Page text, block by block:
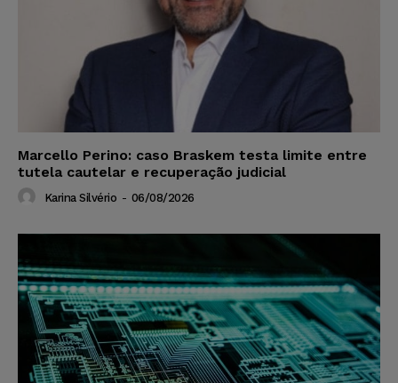
Marcello Perino: caso Braskem testa limite entre
tutela cautelar e recuperação judicial
Karina Silvério - 06/08/2026